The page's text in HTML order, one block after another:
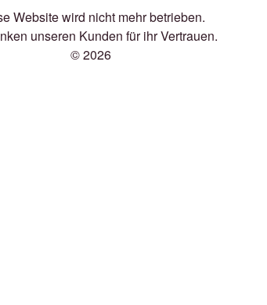
Website wird nicht mehr betrieben.
unseren Kunden für ihr Vertrauen.
© 2026